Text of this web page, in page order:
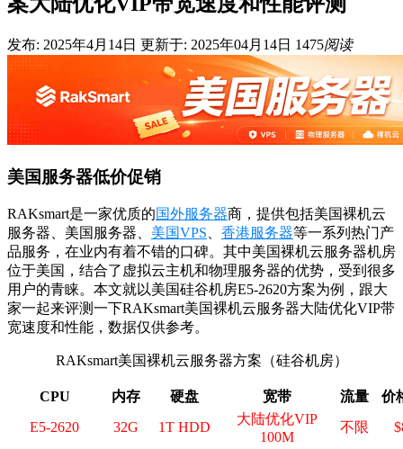
发布: 2025年4月14日 更新于: 2025年04月14日 1475阅读
美国服务器低价促销
RAKsmart是一家优质的国外服务器商，提供包括美国裸机云
服务器、美国服务器、 美国VPS 香港服务器等一系列热门产
品服务，在业内有着不错的口碑。其中美国裸机云服务器机房
位于美国，结合了虚拟云主机和物理服务器的优势，受到很多
用户的青睐。本文就以美国硅谷机房E5-2620方案为例，跟大
家一起来评测一下RAKsmart美国裸机云服务器大陆优化VIP带
宽速度和性能，数据仅供参考。
RAKsmart美国裸机云服务器方案（硅谷机房）
CPU 内存 硬盘 宽带 流量
价
E5-2620
32G 1T HDD
大陆优化VIP
100M
不限